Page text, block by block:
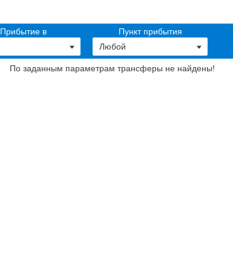
Прибытие в Пункт прибытия
По заданным параметрам трансферы не найдены!